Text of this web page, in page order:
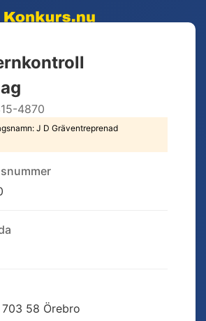
4870
J D Gräventreprenad
703 58 Örebro